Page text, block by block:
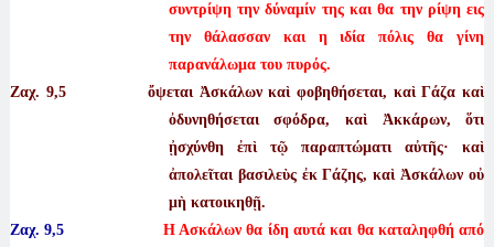
συντρίψη την δύναμίν της και θα την ρίψη εις
την θάλασσαν και η ιδία πόλις θα γίνη
παρανάλωμα του πυρός.
Ζαχ. 9,5 ὄψεται Ἀσκάλων καὶ φοβηθήσεται, καὶ Γάζα καὶ
ὀδυνηθήσεται σφόδρα, καὶ Ἀκκάρων, ὅτι
ᾐσχύνθη ἐπὶ τῷ παραπτώματι αὐτῆς· καὶ
ἀπολεῖται βασιλεὺς ἐκ Γάζης, καὶ Ἀσκάλων οὐ
μὴ κατοικηθῇ.
Ζαχ. 9,5 Η Ασκάλων θα ίδη αυτά και θα καταληφθή από